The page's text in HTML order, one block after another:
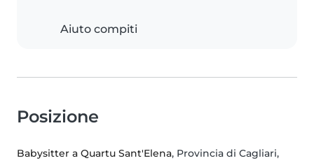
Aiuto compiti
Posizione
Babysitter a Quartu Sant'Elena, Provincia di Cagliari,